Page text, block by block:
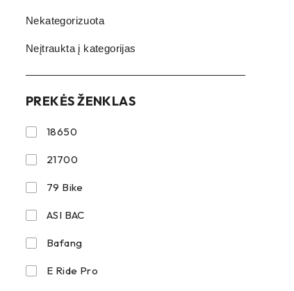
Nekategorizuota
Neįtraukta į kategorijas
PREKĖS ŽENKLAS
18650
21700
79 Bike
ASI BAC
Bafang
E Ride Pro